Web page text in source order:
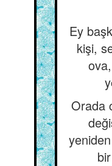
Ey
kişi,
Orada